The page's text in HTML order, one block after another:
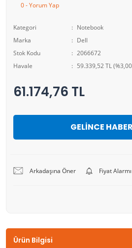
0 - Yorum Yap
Kategori
Notebook
Marka
Dell
Stok Kodu
2066672
Havale
59.339,52 TL
61.174,76 TL
GELİNCE
Arkadaşına Öner Fiyat Alarmı
Ürün Bilgisi